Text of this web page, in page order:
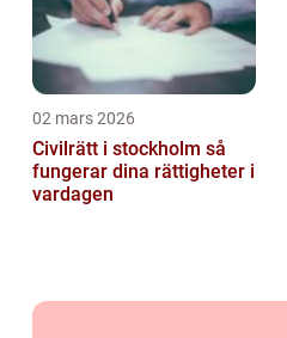
02 mars 2026
Civilrätt i stockholm så
fungerar dina rättigheter i
vardagen